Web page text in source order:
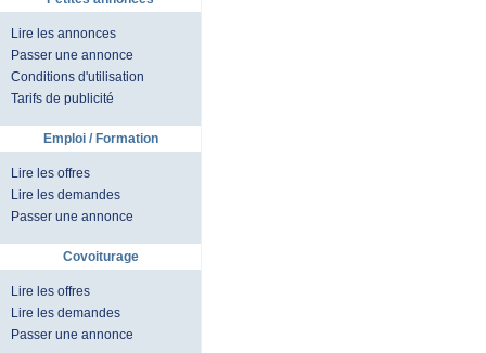
Lire les annonces
Passer une annonce
Conditions d'utilisation
Tarifs de publicité
Emploi / Formation
Lire les offres
Lire les demandes
Passer une annonce
Covoiturage
Lire les offres
Lire les demandes
Passer une annonce